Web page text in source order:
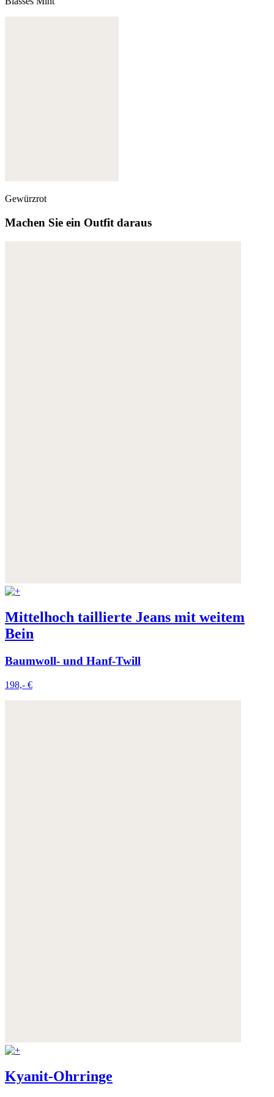
Gewürzrot
Machen Sie ein Outfit daraus
Mittelhoch taillierte Jeans mit weitem
Bein
Baumwoll- und Hanf-Twill
198,- €
Kyanit-Ohrringe